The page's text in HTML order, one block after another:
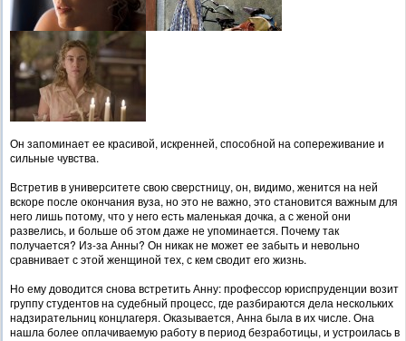
Он запоминает ее красивой, искренней, способной на сопереживание и
сильные чувства.
Встретив в университете свою сверстницу, он, видимо, женится на ней
вскоре после окончания вуза, но это не важно, это становится важным для
него лишь потому, что у него есть маленькая дочка, а с женой они
развелись, и больше об этом даже не упоминается. Почему так
получается? Из-за Анны? Он никак не может ее забыть и невольно
сравнивает с этой женщиной тех, с кем сводит его жизнь.
Но ему доводится снова встретить Анну: профессор юриспруденции возит
группу студентов на судебный процесс, где разбираются дела нескольких
надзирательниц концлагеря. Оказывается, Анна была в их числе. Она
нашла более оплачиваемую работу в период безработицы, и устроилась в